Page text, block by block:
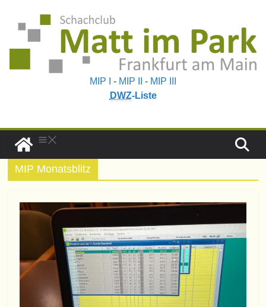
MIP I - MIP II - MIP III
DWZ-Liste
MIP Monatsblitz